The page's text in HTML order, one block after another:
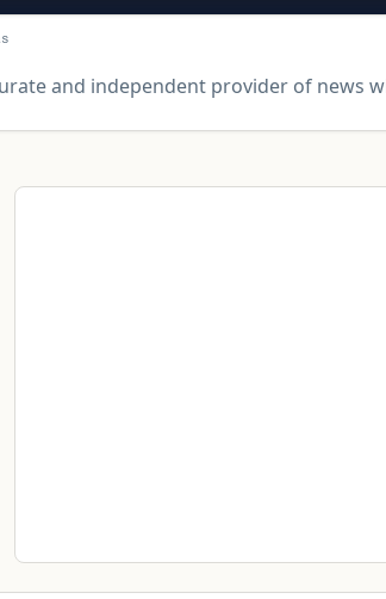
and independent provider of